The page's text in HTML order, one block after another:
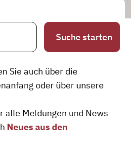
Suche starten
Sie auch über die
oder über unsere
alle Meldungen und News
Neues aus den